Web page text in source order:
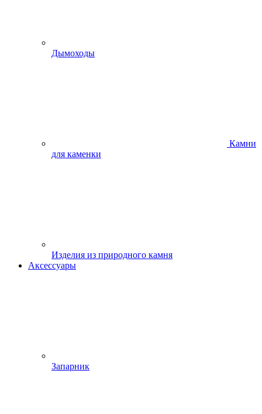
Дымоходы
Камни
для каменки
Изделия из природного камня
Аксессуары
Запарник